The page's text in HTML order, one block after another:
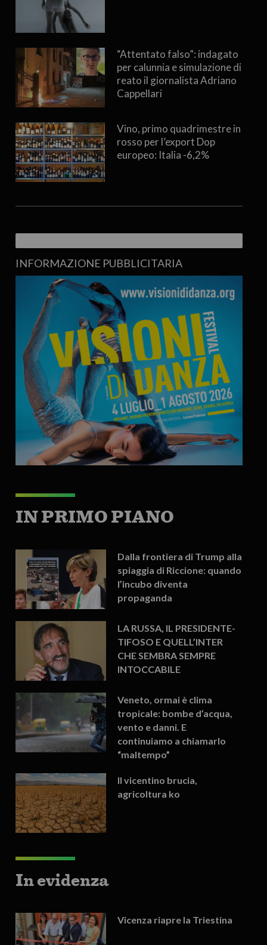
“Attentato falso”: indagato
per calunnia e simulazione di
reato il giornalista Adriano
Cappellari
Vino, primo quadrimestre in
rosso per l’export Dop
europeo: Italia -6,2%
INFORMAZIONE PUBBLICITARIA
IN PRIMO PIANO
Dalla frontiera di Trump alla
spiaggia di Riccione: quando
l’incubo diventa
propaganda
LA RUSSA, IL PRESIDENTE-
TIFOSO E QUELL’INTER
CHE SEMBRA SEMPRE
INTOCCABILE
Veneto, ormai è clima
tropicale: bombe d’acqua,
vento e danni. E
continuiamo a chiamarlo
“maltempo”
Il vicentino brucia,
agricoltura ko
In evidenza
Vicenza riapre la Triestina